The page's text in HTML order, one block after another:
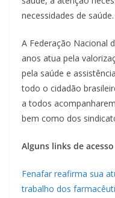
necessidades de saúde.
A Federação Nacional
anos atua pela
pela saúde e
todo o cidadão
a todos
bem como dos
Alguns links de
Fenafar reafirma sua
trabalho dos